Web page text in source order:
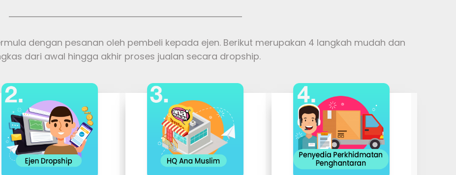
dengan pesanan oleh pembeli kepada ejen. Berikut merupakan 4 langkah mudah dan
dari awal hingga akhir proses jualan secara dropship.